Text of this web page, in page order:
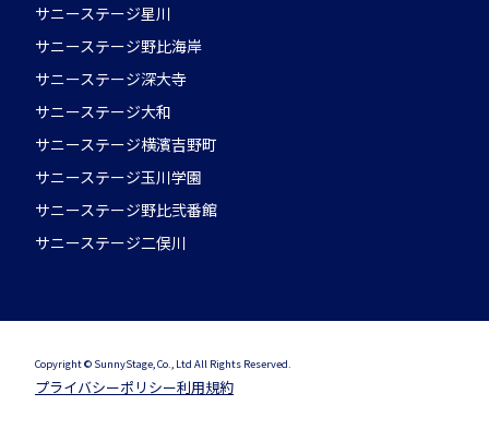
サニーステージ星川
サニーステージ野比海岸
サニーステージ深大寺
サニーステージ大和
サニーステージ横濱吉野町
サニーステージ玉川学園
サニーステージ野比弐番館
サニーステージ二俣川
Copyright © SunnyStage, Co., Ltd All Rights Reserved.
プライバシーポリシー利用規約